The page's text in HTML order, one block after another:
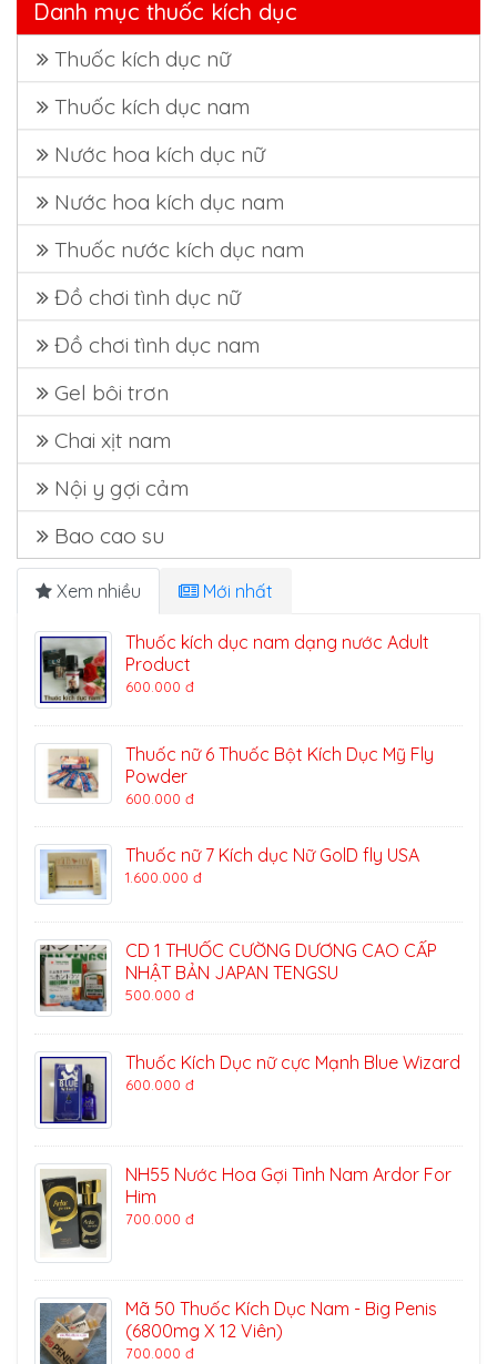
Danh mục thuốc kích dục
Thuốc kích dục nữ
Thuốc kích dục nam
Nước hoa kích dục nữ
Nước hoa kích dục nam
Thuốc nước kích dục nam
Đồ chơi tình dục nữ
Đồ chơi tình dục nam
Gel bôi trơn
Chai xịt nam
Nội y gợi cảm
Bao cao su
Xem nhiều Mới nhất
Thuốc kích dục nam dạng nước Adult
Product
600.000 đ
Thuốc nữ 6 Thuốc Bột Kích Dục Mỹ Fly
Powder
600.000 đ
Thuốc nữ 7 Kích dục Nữ GolD fly USA
1.600.000 đ
CD 1 THUỐC CƯỜNG DƯƠNG CAO CẤP
NHẬT BẢN JAPAN TENGSU
500.000 đ
Thuốc Kích Dục nữ cực Mạnh Blue Wizard
600.000 đ
NH55 Nước Hoa Gợi Tình Nam Ardor For
Him
700.000 đ
Mã 50 Thuốc Kích Dục Nam - Big Penis
(6800mg X 12 Viên)
700.000 đ